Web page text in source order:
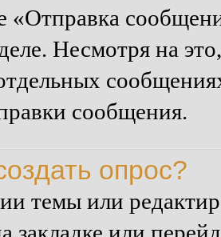
«Отправка
Несмотря на
сообщения.
опрос?
темы или